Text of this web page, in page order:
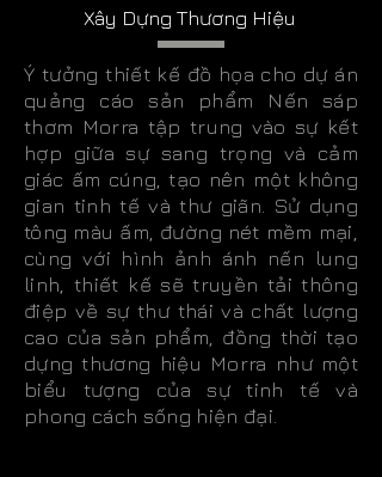
Xây Dựng Thương Hiệu
Ý tưởng thiết kế đồ họa cho dự án
quảng cáo sản phẩm Nến sáp
thơm Morra tập trung vào sự kết
hợp giữa sự sang trọng và cảm
giác ấm cúng, tạo nên một không
gian tinh tế và thư giãn. Sử dụng
tông màu ấm, đường nét mềm mại,
cùng với hình ảnh ánh nến lung
linh, thiết kế sẽ truyền tải thông
điệp về sự thư thái và chất lượng
cao của sản phẩm, đồng thời tạo
dựng thương hiệu Morra như một
biểu tượng của sự tinh tế và
phong cách sống hiện đại.